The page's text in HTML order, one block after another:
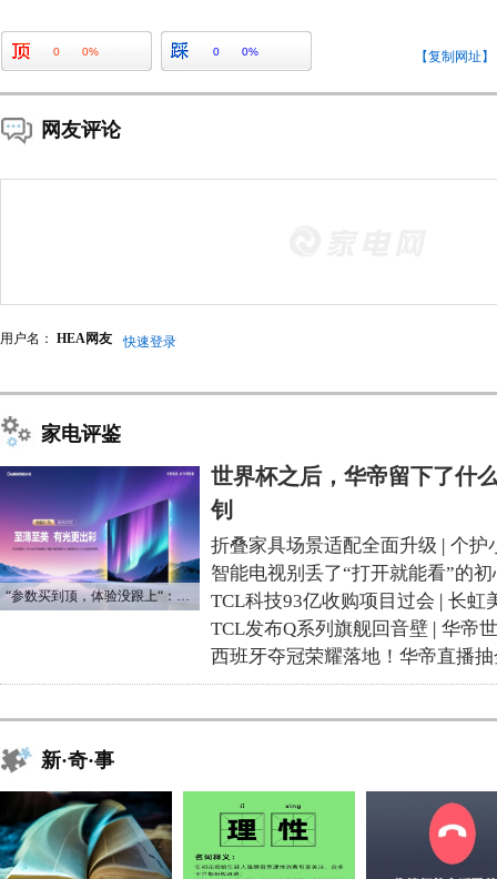
0 0% 0 0% 【复制网址】
网友评论
用户名： HEA网友 快速登录
家电评鉴
“参数买到顶，体验没跟上“：长虹追光Q70S给高端电视打了个样
世界杯之后，华帝留下了什
钊
折叠家具场景适配全面升级 | 个护
智能电视别丢了“打开就能看”的初
TCL科技93亿收购项目过会 | 长虹
TCL发布Q系列旗舰回音壁 | 华帝
西班牙夺冠荣耀落地！华帝直播
新·奇·事